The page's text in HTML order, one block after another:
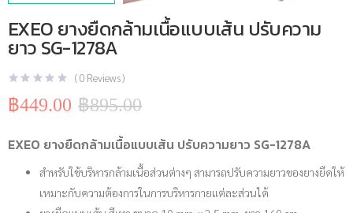
EXEO ยางยืดกล้ามเนื้อแบบเส้น ปรับความ
ยาว SG-1278A
(0 Reviews )
฿895.00
Original
฿895.00.
฿449.00
Current
฿449.00.
EXEO ยางยืดกล้ามเนื้อแบบเส้น ปรับความยาว SG-1278A
สำหรับใช้บริหารกล้ามเนื้อส่วนต่างๆ สามารถปรับความยาวของยางยืดให้
เหมาะกับความต้องการในการบริหารกายแต่ละส่วนได้